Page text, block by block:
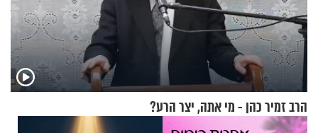
הרב זמיר כהן - מי אתה, יצר הרע?